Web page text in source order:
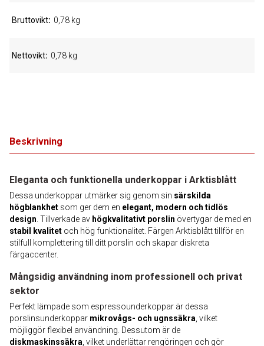
Beskrivning
Eleganta och funktionella underkoppar i Arktisblått
Dessa underkoppar utmärker sig genom sin särskilda
högblankhet som ger dem en elegant, modern och tidlös
design . Tillverkade av högkvalitativt porslin övertygar de med en
stabil kvalitet och hög funktionalitet. Färgen Arktisblått tillför en
stilfull komplettering till ditt porslin och skapar diskreta
färgaccenter.
Mångsidig användning inom professionell och privat
sektor
Perfekt lämpade som espressounderkoppar är dessa
porslinsunderkoppar mikrovågs- och ugnssäkra , vilket
möjliggör flexibel användning. Dessutom är de
diskmaskinssäkra , vilket underlättar rengöringen och gör
Bruttovikt 0,78 kg
Nettovikt 0,78 kg